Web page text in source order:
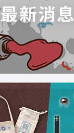
最新消息